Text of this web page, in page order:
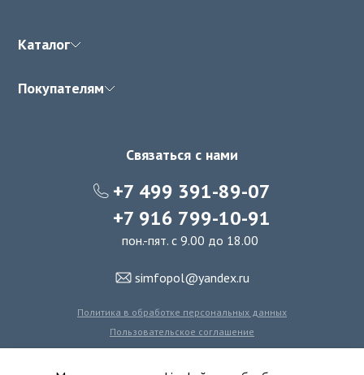
Каталог
Покупателям
Связаться с нами
+7 499 391-89-07
+7 916 799-10-91
пон.-пят. с 9.00 до 18.00
simfopol@yandex.ru
Политика в обработке персональных данных
Пользовательское соглашение
Политика использования файлов cookie